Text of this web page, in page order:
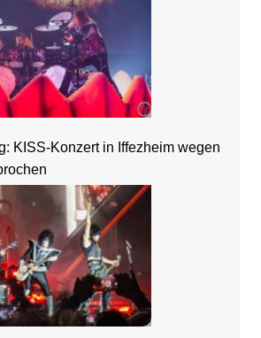
KISS-Konzert in Iffezheim wegen